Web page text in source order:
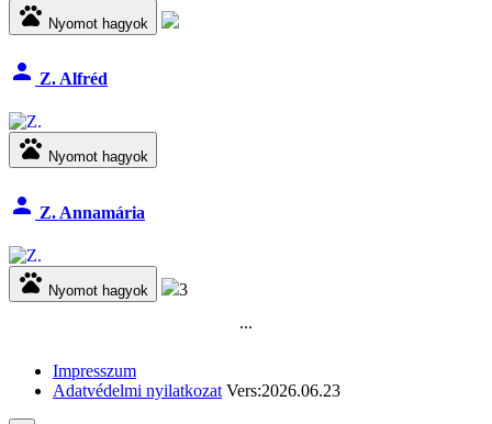
pets Nyomot hagyok
person Z. Alfréd
pets Nyomot hagyok
person Z. Annamária
pets Nyomot hagyok
3
...
Impresszum
Adatvédelmi nyilatkozat Vers:2026.06.23